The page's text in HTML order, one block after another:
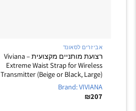
אביזרים לסאונד
רצועת מותניים מקצועית – Viviana
Extreme Waist Strap for Wireless
Transmitter (Beige or Black, Large)
Brand: VIVIANA
₪207